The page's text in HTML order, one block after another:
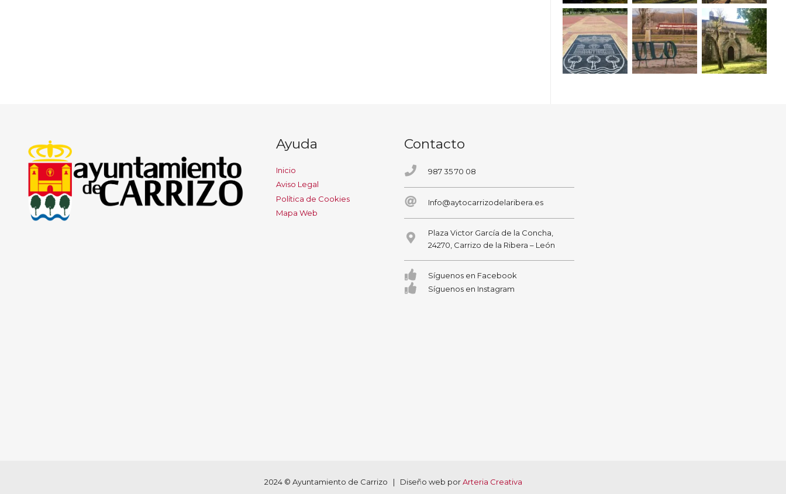
Ayuda
Inicio
Aviso Legal
Política de Cookies
Mapa Web
Contacto
987 35 70 08
Info@aytocarrizodelaribera.es
Plaza Victor García de la Concha,
24270, Carrizo de la Ribera – León
Síguenos en Facebook
Síguenos en Instagram
2024 © Ayuntamiento de Carrizo | Diseño web porArteria Creativa